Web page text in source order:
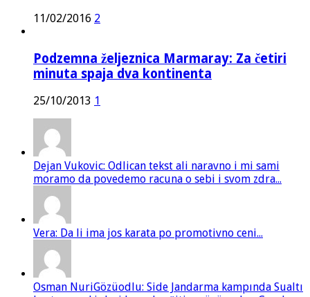
11/02/2016 2
Podzemna željeznica Marmaray: Za četiri
minuta spaja dva kontinenta
25/10/2013 1
Dejan Vukovic: Odlican tekst ali naravno i mi sami
moramo da povedemo racuna o sebi i svom zdra...
Vera: Da li ima jos karata po promotivno ceni...
Osman NuriGözüodlu: Side Jandarma kampında Sualtı